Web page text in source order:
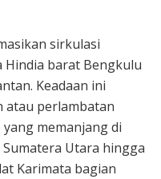
sirkulasi
Hindia barat Bengkulu
Keadaan ini
atau perlambatan
memanjang di
Utara hingga
Karimata bagian